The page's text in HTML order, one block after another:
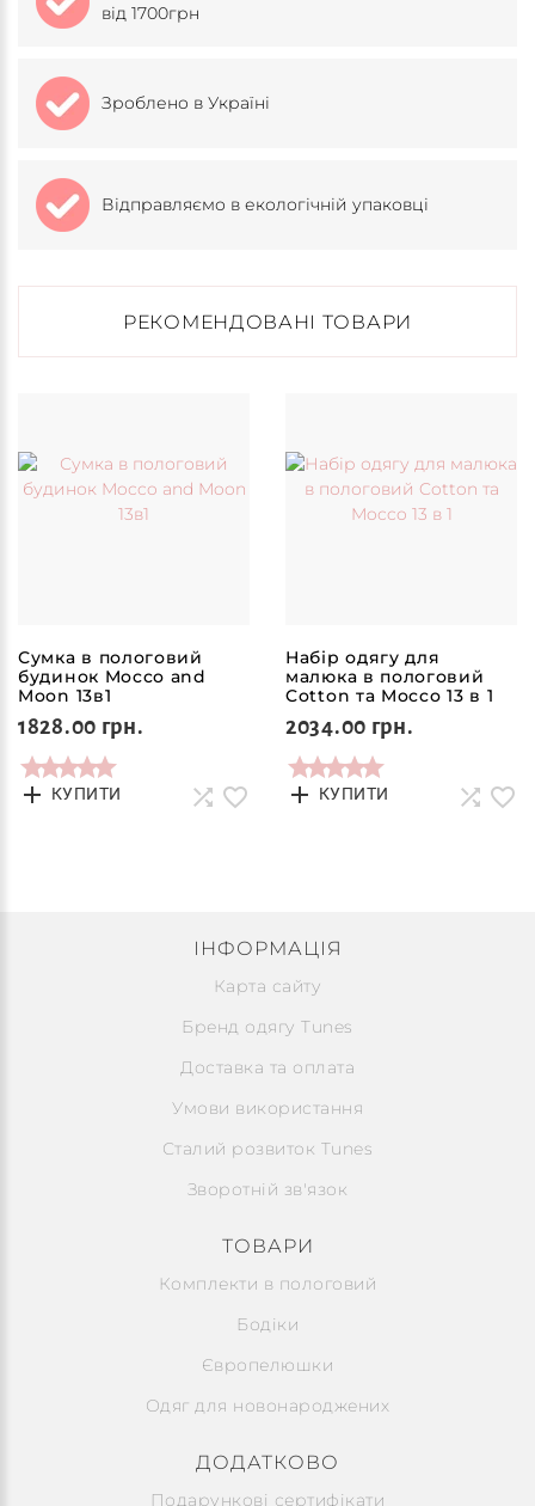
від 1700грн
Зроблено в Україні
Відправляємо в екологічній упаковці
РЕКОМЕНДОВАНІ ТОВАРИ
Сумка в пологовий
будинок Mocco and
Moon 13в1
1828.00 грн.
КУПИТИ
Набір одягу для
малюка в пологовий
Cotton та Mocco 13 в 1
2034.00 грн.
КУПИТИ
ІНФОРМАЦІЯ
Карта сайту
Бренд одягу Tunes
Доставка та оплата
Умови використання
Сталий розвиток Tunes
Зворотній зв'язок
ТОВАРИ
Комплекти в пологовий
Бодіки
Європелюшки
Одяг для новонароджених
ДОДАТКОВО
Подарункові сертифікати